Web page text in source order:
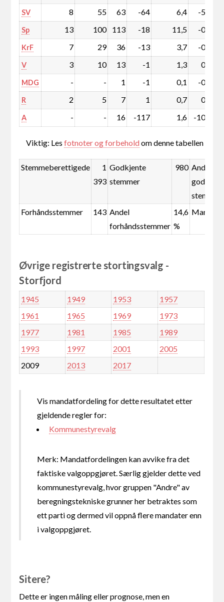
SV 8 55 63 -64 6,4 -5,3
Sp 13 100 113 -18 11,5 -0,5
KrF 7 29 36 -13 3,7 -0,8
V 3 10 13 -1 1,3 0,0
MDG - - 1 -1 0,1 -0,1
R 2 5 7 1 0,7 0,2
A - - 16 -117 1,6 -10,6
Viktig: Lesfotnoter og forbeholdom denne tabellen
Stemmeberettigede
1
393
Godkjente
stemmer
980 Andel
stemmer
Forhåndsstemmer
143 Andel
forhåndsstemmer
14,6
%
Øvrige registrerte stortingsvalg -
Storfjord
1945 1949 1953
1957
1961
1965 1969
1973
1977
1981 1985
1989
1993
1997 2001
2005
2009
2013 2017
Vis mandatfordeling for dette resultatet etter
gjeldende regler for:
Kommunestyrevalg
Merk: Mandatfordelingen kan avvike fra det
faktiske valgoppgjøret. Særlig gjelder dette ved
kommunestyrevalg, hvor gruppen "Andre" av
beregningstekniske grunner her betraktes som
ett parti og dermed vil oppnå flere mandater enn
i valgoppgjøret.
Sitere?
Dette er ingen måling eller prognose, men en